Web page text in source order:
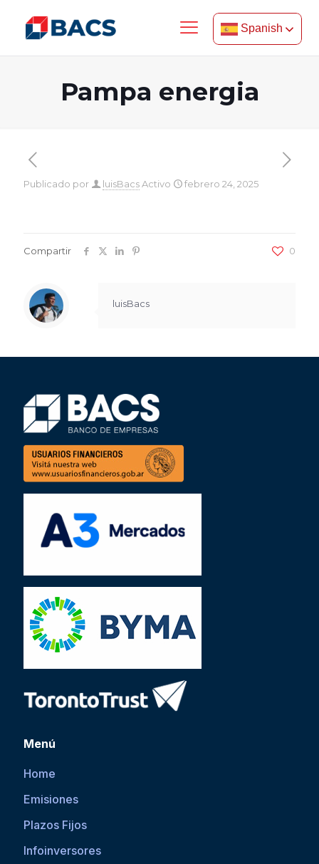
Spanish
Pampa energia
Publicado por luisBacsActivo febrero 24, 2025
Compartir 0
luisBacs
Menú
Home
Emisiones
Plazos Fijos
Infoinversores